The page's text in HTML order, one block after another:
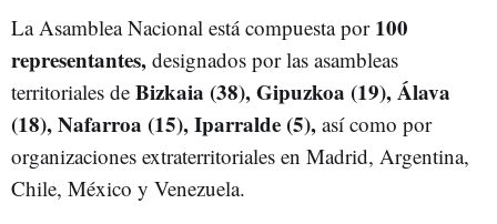
La Asamblea Nacional está compuesta por 100
representantes, designados por las asambleas
territoriales de Bizkaia (38), Gipuzkoa (19), Álava
(18), Nafarroa (15), Iparralde (5), así como por
organizaciones extraterritoriales en Madrid, Argentina,
Chile, México y Venezuela.